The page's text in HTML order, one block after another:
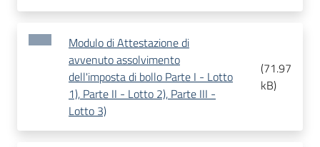
Modulo di Attestazione di
avvenuto assolvimento
dell'imposta di bollo Parte I - Lotto
1), Parte II - Lotto 2), Parte III -
Lotto 3)
(71.97
kB)